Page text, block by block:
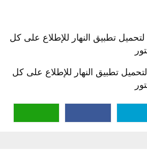
تطبيق النهار للإطلاع على كل
تطبيق النهار للإطلاع على كل